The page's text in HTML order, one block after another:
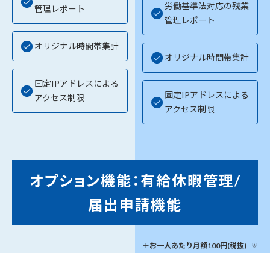
管理レポート
オリジナル時間帯集計
固定IPアドレスによる
アクセス制限
労働基準法対応の残業
管理レポート
オリジナル時間帯集計
固定IPアドレスによる
アクセス制限
オプション機能：有給休暇管理/
届出申請機能
＋お一人あたり月額100円(税抜) ※